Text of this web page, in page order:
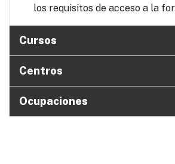
los requisitos de acceso a la
Cursos
Centros
Ocupaciones